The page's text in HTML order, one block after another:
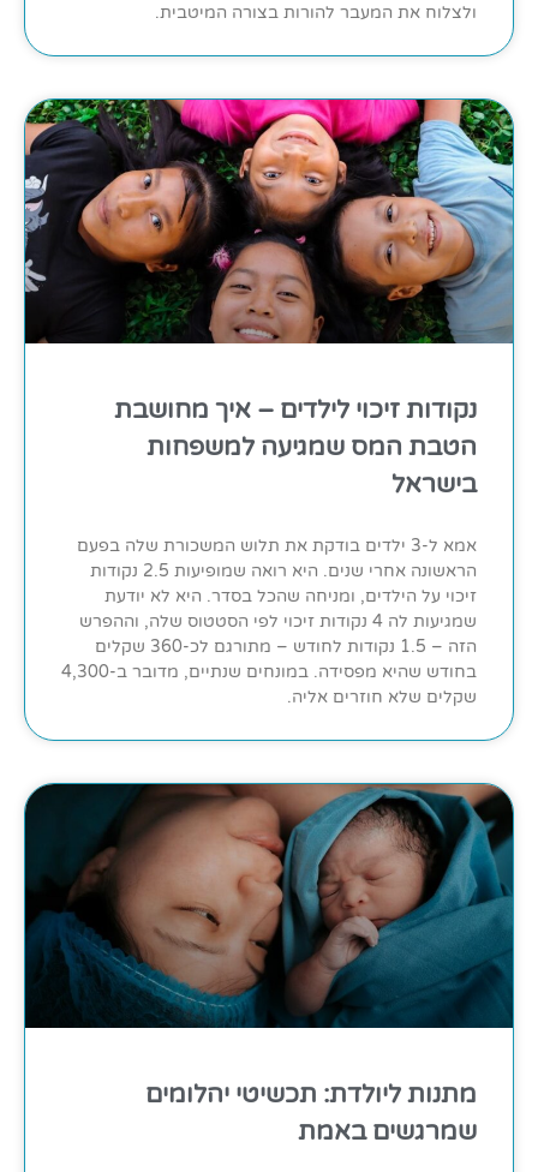
ולצלוח את המעבר להורות בצורה המיטבית.
נקודות זיכוי לילדים – איך מחושבת
הטבת המס שמגיעה למשפחות
בישראל
אמא ל-3 ילדים בודקת את תלוש המשכורת שלה בפעם
הראשונה אחרי שנים. היא רואה שמופיעות 2.5 נקודות
זיכוי על הילדים, ומניחה שהכל בסדר. היא לא יודעת
שמגיעות לה 4 נקודות זיכוי לפי הסטטוס שלה, וההפרש
הזה – 1.5 נקודות לחודש – מתורגם לכ-360 שקלים
בחודש שהיא מפסידה. במונחים שנתיים, מדובר ב-4,300
שקלים שלא חוזרים אליה.
מתנות ליולדת: תכשיטי יהלומים
שמרגשים באמת